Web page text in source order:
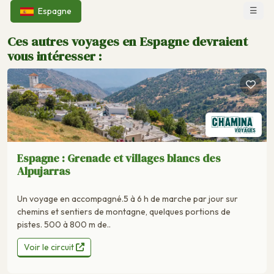
Espagne ☰
Ces autres voyages en Espagne devraient
vous intéresser :
Espagne : Grenade et villages blancs des
Alpujarras
Un voyage en accompagné.5 à 6 h de marche par jour sur
chemins et sentiers de montagne, quelques portions de
pistes. 500 à 800 m de..
Voir le circuit